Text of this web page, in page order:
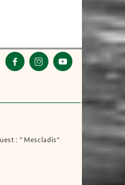
: " Mescladis"
  